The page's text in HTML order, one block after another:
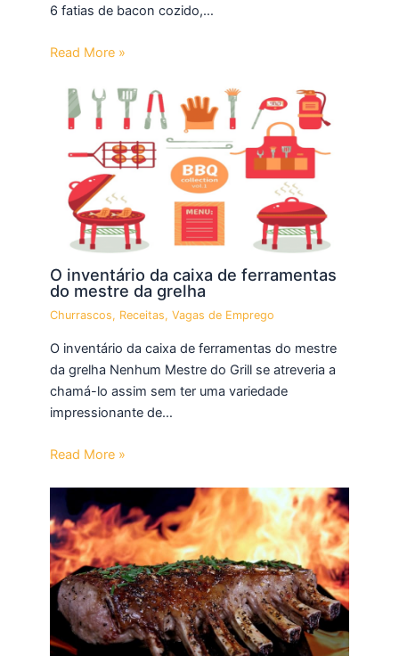
6 fatias de bacon cozido,…
Read More »
O inventário da caixa de ferramentas
do mestre da grelha
Churrascos, Receitas,Vagas de Emprego
O inventário da caixa de ferramentas do mestre
da grelha Nenhum Mestre do Grill se atreveria a
chamá-lo assim sem ter uma variedade
impressionante de…
Read More »